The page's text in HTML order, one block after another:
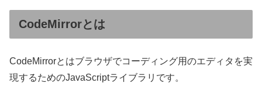
CodeMirrorとは
CodeMirrorとはブラウザでコーディング用のエディタを実
現するためのJavaScriptライブラリです。